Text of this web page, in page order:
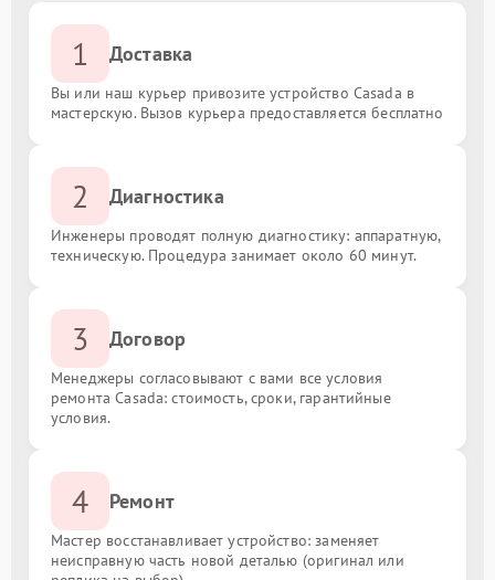
1 Доставка
Вы или наш курьер привозите устройство Casada в
мастерскую. Вызов курьера предоставляется бесплатно
2 Диагностика
Инженеры проводят полную диагностику: аппаратную,
техническую. Процедура занимает около 60 минут.
3 Договор
Менеджеры согласовывают с вами все условия
ремонта Casada: стоимость, сроки, гарантийные
условия.
4 Ремонт
Мастер восстанавливает устройство: заменяет
неисправную часть новой деталью (оригинал или